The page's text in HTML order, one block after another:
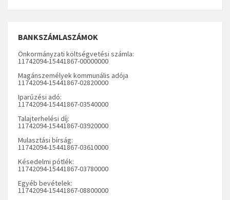
BANKSZÁMLASZÁMOK
Önkormányzati költségvetési számla:
11742094-15441867-00000000
Magánszemélyek kommunális adója
11742094-15441867-02820000
Iparűzési adó:
11742094-15441867-03540000
Talajterhelési díj:
11742094-15441867-03920000
Mulasztási bírság:
11742094-15441867-03610000
Késedelmi pótlék:
11742094-15441867-03780000
Egyéb bevételek:
11742094-15441867-08800000